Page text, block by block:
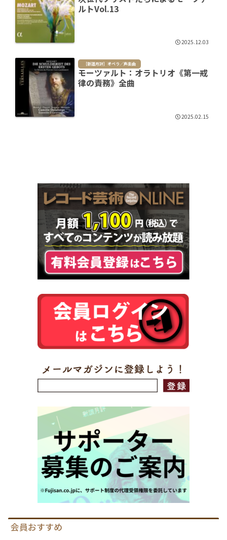
ルトVol.13
2025.12.03
［新譜月評］オペラ／声楽曲
モーツァルト：オラトリオ《第一戒
律の責務》全曲
2025.02.15
会員おすすめ